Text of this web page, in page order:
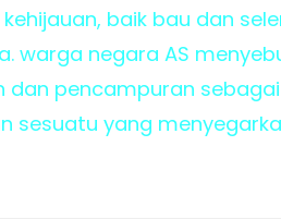
baik bau dan
warga negara AS
dan pencampuran
sesuatu yang